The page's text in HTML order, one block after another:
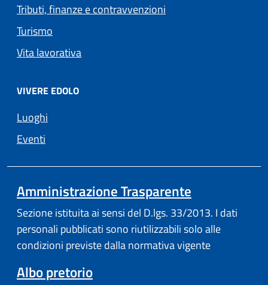
Tributi, finanze e contravvenzioni
Turismo
Vita lavorativa
VIVERE EDOLO
Luoghi
Eventi
Amministrazione Trasparente
Sezione istituita ai sensi del D.lgs. 33/2013. I dati
personali pubblicati sono riutilizzabili solo alle
condizioni previste dalla normativa vigente
Albo pretorio